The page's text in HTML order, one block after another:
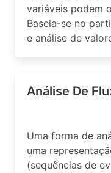
variáveis podem
Baseia-se no
e análise de
Análise De
Uma forma de
uma
(sequências de